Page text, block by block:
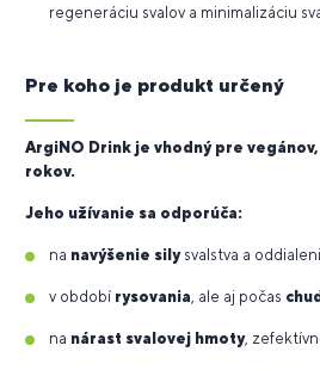
regeneráciu svalov a minimalizáciu
Pre koho je produkt určený
ArgiNO Drink je vhodný pre
rokov.
Jeho užívanie sa odporúča:
na navýšenie sily svalstva a
v období rysovania, ale aj počas
na nárast svalovej hmoty,